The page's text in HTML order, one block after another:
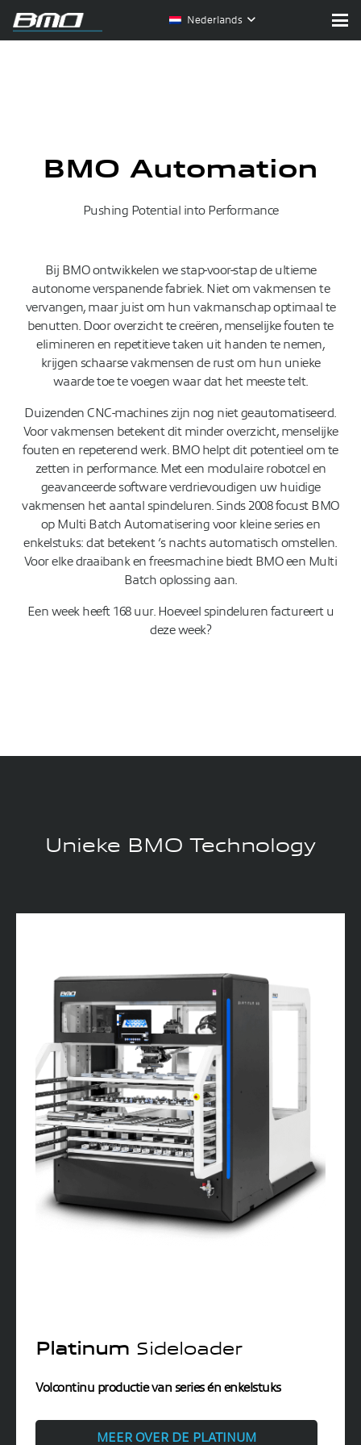
Nederlands
BMO Automation
Pushing Potential into Performance
Bij BMO ontwikkelen we stap-voor-stap de ultieme
autonome verspanende fabriek. Niet om vakmensen te
vervangen, maar juist om hun vakmanschap optimaal te
benutten. Door overzicht te creëren, menselijke fouten te
elimineren en repetitieve taken uit handen te nemen,
krijgen schaarse vakmensen de rust om hun unieke
waarde toe te voegen waar dat het meeste telt.
Duizenden CNC-machines zijn nog niet geautomatiseerd.
Voor vakmensen betekent dit minder overzicht, menselijke
fouten en repeterend werk. BMO helpt dit potentieel om te
zetten in performance. Met een modulaire robotcel en
geavanceerde software verdrievoudigen uw huidige
vakmensen het aantal spindeluren. Sinds 2008 focust BMO
op Multi Batch Automatisering voor kleine series en
enkelstuks: dat betekent ’s nachts automatisch omstellen.
Voor elke draaibank en freesmachine biedt BMO een Multi
Batch oplossing aan.
Een week heeft 168 uur. Hoeveel spindeluren factureert u
deze week?
Unieke BMO Technology
Platinum Sideloader
Volcontinu productie van series én enkelstuks
MEER OVER DE PLATINUM